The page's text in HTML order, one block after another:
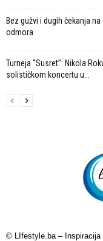
Bez gužvi i dugih čekanja
odmora
Turneja “Susret”: Nikola
solističkom koncertu u...
© LIfestyle.ba –